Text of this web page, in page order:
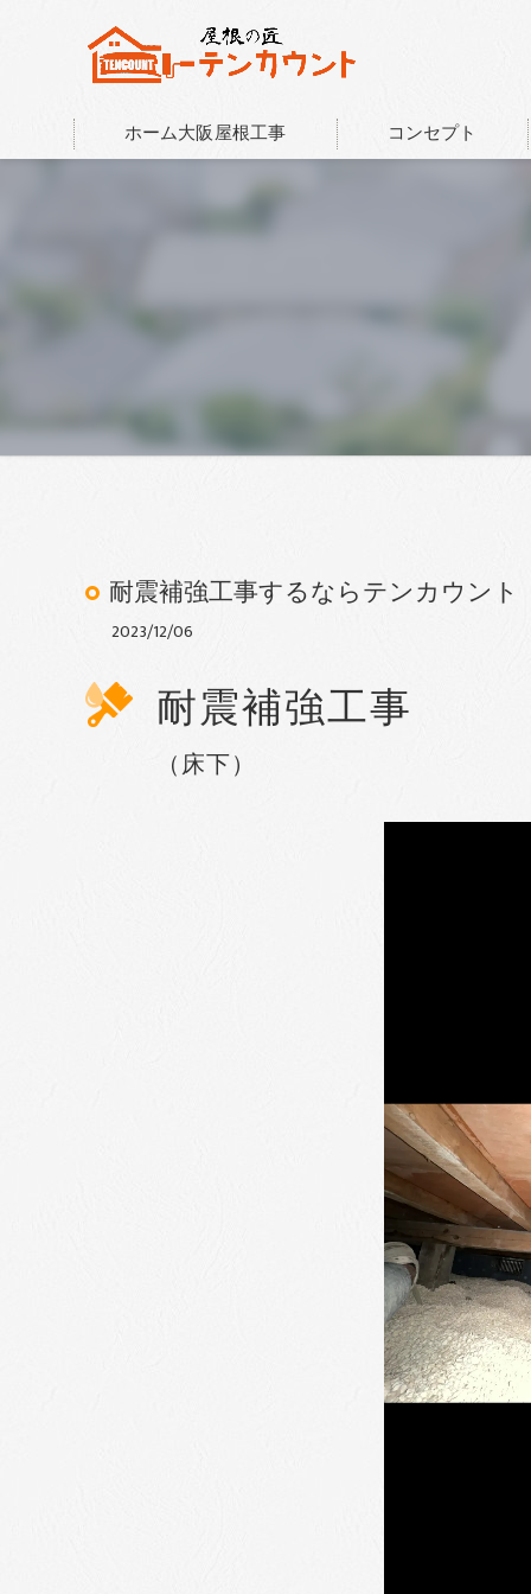
ホーム大阪屋根工事 コンセプト
耐震補強工事するならテンカウント
2023/12/06
（床下）
耐震補強工事